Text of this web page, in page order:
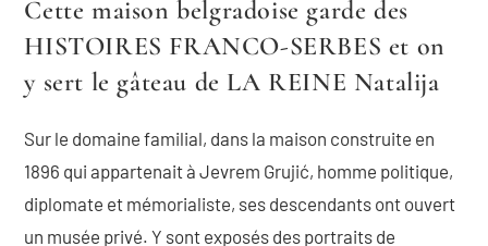
Cette maison belgradoise garde des
HISTOIRES FRANCO-SERBES et on
y sert le gâteau de LA REINE Natalija
Sur le domaine familial, dans la maison construite en
1896 qui appartenait à Jevrem Grujić, homme politique,
diplomate et mémorialiste, ses descendants ont ouvert
un musée privé. Y sont exposés des portraits de